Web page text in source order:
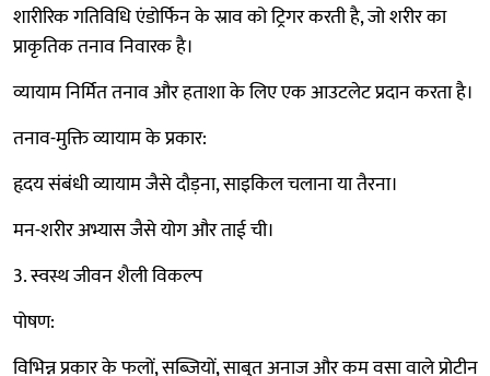
शारीरिक गतिविधि एंडोर्फिन के स्राव को ट्रिगर करती है, जो शरीर का
प्राकृतिक तनाव निवारक है।
व्यायाम निर्मित तनाव और हताशा के लिए एक आउटलेट प्रदान करता है।
तनाव-मुक्ति व्यायाम के प्रकार:
हृदय संबंधी व्यायाम जैसे दौड़ना, साइकिल चलाना या तैरना।
मन-शरीर अभ्यास जैसे योग और ताई ची।
3. स्वस्थ जीवन शैली विकल्प
पोषण:
विभिन्न प्रकार के फलों, सब्जियों, साबुत अनाज और कम वसा वाले प्रोटीन